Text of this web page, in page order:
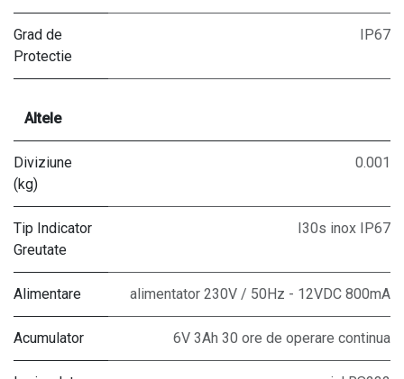
Grad de
Protectie
IP67
Altele
Diviziune
(kg)
0.001
Tip Indicator
Greutate
I30s inox IP67
Alimentare alimentator 230V / 50Hz - 12VDC 800mA
Acumulator 6V 3Ah 30 ore de operare continua